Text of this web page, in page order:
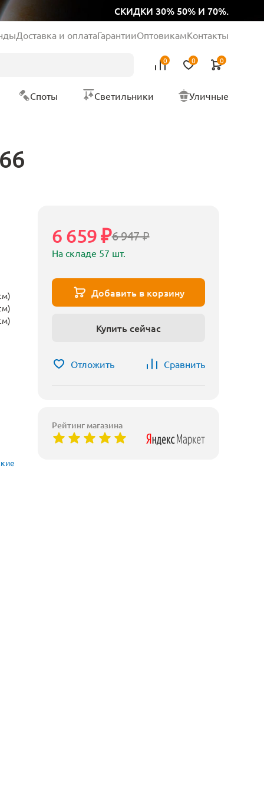
СКИДКИ 30% 50% И 70%.
Доставка и оплатаГарантииОптовикамКонтакты
0 0 0
Споты Светильники Уличные
6 947 ₽
6 659 ₽
На складе 57 шт.
Добавить в корзину
Купить сейчас
Отложить Сравнить
Рейтинг магазина